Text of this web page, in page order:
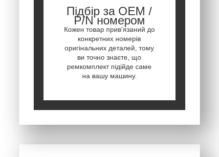
Підбір за OEM /
P/N номером
Кожен товар прив'язаний до
конкретних номерів
оригінальних деталей, тому
ви точно знаєте, що
ремкомплект підійде саме
на вашу машину.